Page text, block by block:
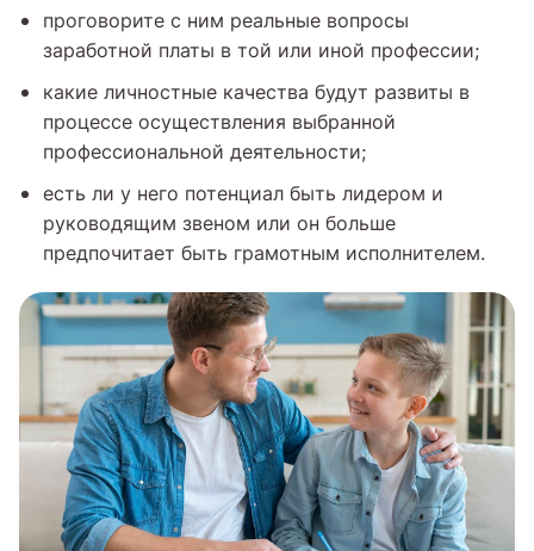
проговорите с ним реальные вопросы
заработной платы в той или иной профессии;
какие личностные качества будут развиты в
процессе осуществления выбранной
профессиональной деятельности;
есть ли у него потенциал быть лидером и
руководящим звеном или он больше
предпочитает быть грамотным исполнителем.